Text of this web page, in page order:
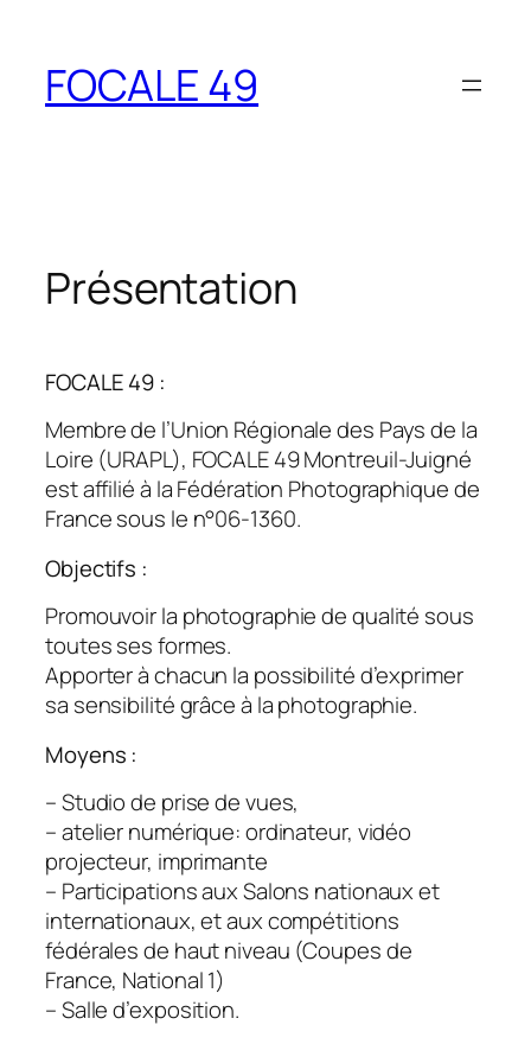
contenu
FOCALE 49
Présentation
FOCALE 49 :
Membre de l’Union Régionale des Pays de la
Loire (URAPL), FOCALE 49 Montreuil-Juigné
est affilié à la Fédération Photographique de
France sous le n°06-1360.
Objectifs :
Promouvoir la photographie de qualité sous
toutes ses formes.
Apporter à chacun la possibilité d’exprimer
sa sensibilité grâce à la photographie.
Moyens :
– Studio de prise de vues,
– atelier numérique: ordinateur, vidéo
projecteur, imprimante
– Participations aux Salons nationaux et
internationaux, et aux compétitions
fédérales de haut niveau (Coupes de
France, National 1)
– Salle d’exposition.